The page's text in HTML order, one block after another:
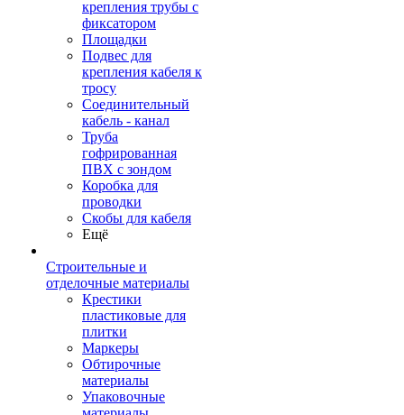
крепления трубы с
фиксатором
Площадки
Подвес для
крепления кабеля к
тросу
Соединительный
кабель - канал
Труба
гофрированная
ПВХ с зондом
Коробка для
проводки
Скобы для кабеля
Ещё
Строительные и
отделочные материалы
Крестики
пластиковые для
плитки
Маркеры
Обтирочные
материалы
Упаковочные